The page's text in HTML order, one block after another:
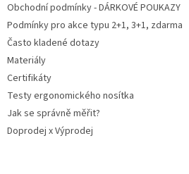
Obchodní podmínky - DÁRKOVÉ POUKAZY
Podmínky pro akce typu 2+1, 3+1, zdarma
Často kladené dotazy
Materiály
Certifikáty
Testy ergonomického nosítka
Jak se správně měřit?
Doprodej x Výprodej